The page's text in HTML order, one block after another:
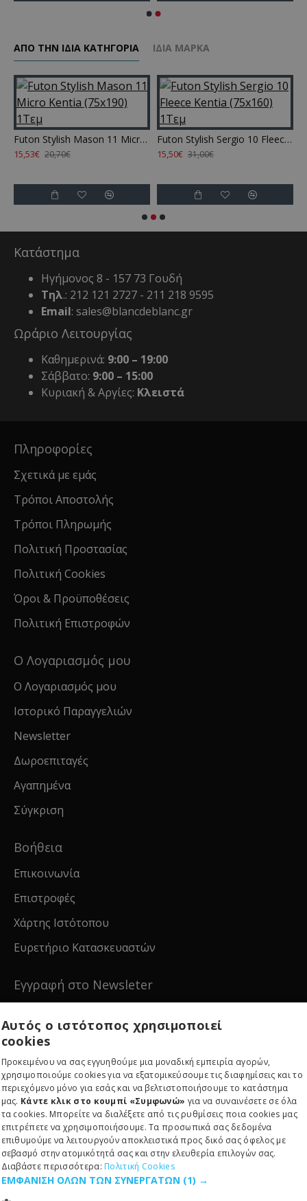
ΑΠΌ ΤΗΝ ΊΔΙΑ ΚΑΤΗΓΌΡΙΑ ΊΔΙΑ ΜΆΡΚΑ
Futon Stylish Mason 11 Micro Kentia (75x190) 1Τεμ
15,53€ 20,70€
Futon Stylish Sergio 10 Fleece Kentia (75x160) 1Τεμ
15,50€ 31,00€
Κατάστημα
Ηγήμονος 8 - 157 73 Γουδή
Τηλ.: 212 121 2727 - 211 218 9595
Email: sales@blancdeblanc.gr
Ωράριο Λειτουργίας
Καθημερινά: 9:00 – 19:00
Σάββατο: 9:00 – 15:00
Κυριακή & Αργίες: Κλειστά
Πληροφορίες
Σχετικά με εμάς
Τρόποι Αποστολής
Τρόποι Πληρωμής
Πολιτική Προστασίας
Πολιτική Cookies
Όροι & Προϋποθέσεις
Πολιτική Επιστροφών
Ο Λογαριασμός μου
Ο Λογαριασμός μου
Ιστορικό Παραγγελιών
Newsletter
Δωροεπιταγές
Αγαπημένα
Σύγκριση
Βοήθεια
Επικοινωνία
Επιστροφές
Χάρτης Ιστότοπου
Ευρετήριο Κατασκευαστών
Εγγραφή στο Newsleter
Εγγραφείτε για νέα και ειδικές προσφορές!
Εγγραφείτε
Αυτός ο ιστότοπος χρησιμοποιεί
cookies
Προκειμένου να σας εγγυηθούμε μια μοναδική εμπειρία αγορών,
χρησιμοποιούμε cookies για να εξατομικεύσουμε τις διαφημίσεις και το
περιεχόμενο μόνο για εσάς και να βελτιστοποιήσουμε το κατάστημα
μας. Κάντε κλικ στο κουμπί «Συμφωνώ» για να συναινέσετε σε όλα
τα cookies. Μπορείτε να διαλέξετε από τις ρυθμίσεις ποια cookies μας
επιτρέπετε να χρησιμοποιήσουμε. Τα προσωπικά σας δεδομένα
επιθυμούμε να λειτουργούν αποκλειστικά προς δικό σας όφελος με
σεβασμό στην ατομικότητά σας και στην ελευθερία επιλογών σας.
Διαβάστε περισσότερα: Πολιτική Cookies
ΕΜΦΑΝΙΣΗ ΟΛΩΝ ΤΩΝ ΣΥΝΕΡΓΑΤΩΝ (1) →